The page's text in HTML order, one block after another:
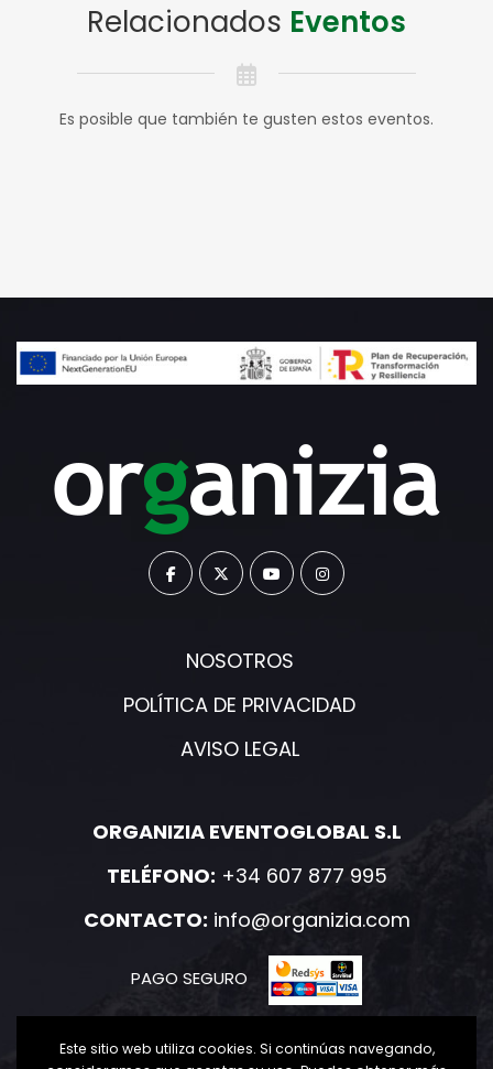
Relacionados Eventos
Es posible que también te gusten estos eventos.
NOSOTROS
POLÍTICA DE PRIVACIDAD
AVISO LEGAL
ORGANIZIA EVENTOGLOBAL S.L
TELÉFONO: +34 607 877 995
CONTACTO: info@organizia.com
PAGO SEGURO
Este sitio web utiliza cookies. Si continúas navegando,